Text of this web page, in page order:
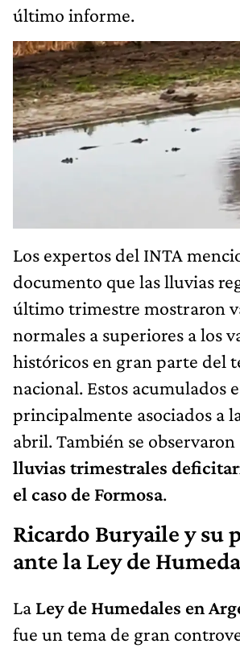
último informe.
Los expertos del INTA
documento que las lluvias
último trimestre mostraron
normales a superiores a los
históricos en gran parte del
nacional. Estos acumulados
principalmente asociados a
abril. También se observaron
lluvias trimestrales
el caso de Formosa.
Ricardo Buryaile y su
ante la Ley de
La Ley de Humedales en
fue un tema de gran